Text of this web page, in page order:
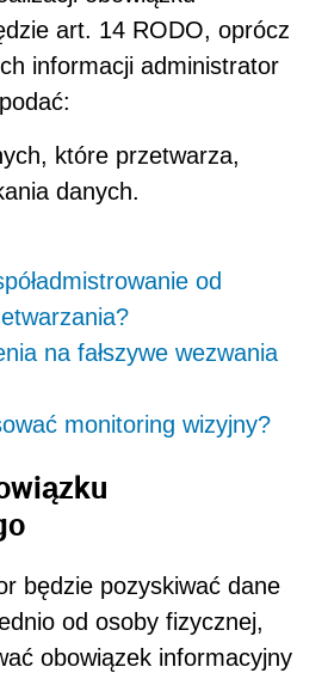
art. 14 RODO, oprócz
informacji administrator
które przetwarza,
danych.
od
na fałszywe wezwania
monitoring wizyjny?
będzie pozyskiwać dane
od osoby fizycznej,
obowiązek informacyjny